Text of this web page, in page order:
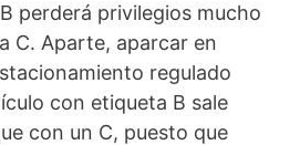
perderá privilegios mucho
C. Aparte, aparcar en
regulado
con etiqueta B sale
con un C, puesto que